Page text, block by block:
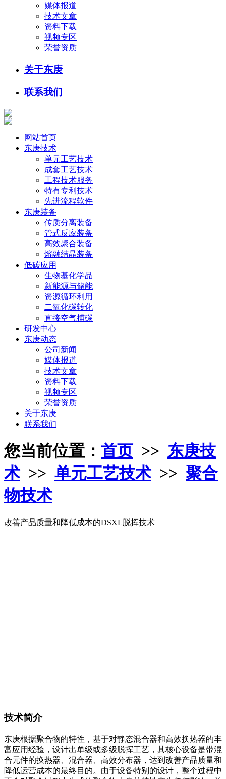
媒体报道
技术文章
资料下载
视频专区
荣誉资质
关于东庚
联系我们
网站首页
东庚技术
单元工艺技术
成套工艺技术
工程技术服务
特有专利技术
先进流程软件
东庚装备
传质分离装备
管式反应装备
高效聚合装备
熔融结晶装备
低碳应用
生物基化学品
新能源与储能
资源循环利用
二氧化碳转化
直接空气捕碳
研发中心
东庚动态
公司新闻
媒体报道
技术文章
资料下载
视频专区
荣誉资质
关于东庚
联系我们
您当前位置： 首页 >> 东庚技
术>> 单元工艺技术>> 聚合
物技术
改善产品质量和降低成本的DSXL脱挥技术
技术简介
东庚根据聚合物的特性，基于对静态混合器和高效换热器的丰
富应用经验，设计出单级或多级脱挥工艺，其核心设备是带混
合元件的换热器、混合器、高效分布器，达到改善产品质量和
降低运营成本的最终目的。由于设备特别的设计，整个过程中